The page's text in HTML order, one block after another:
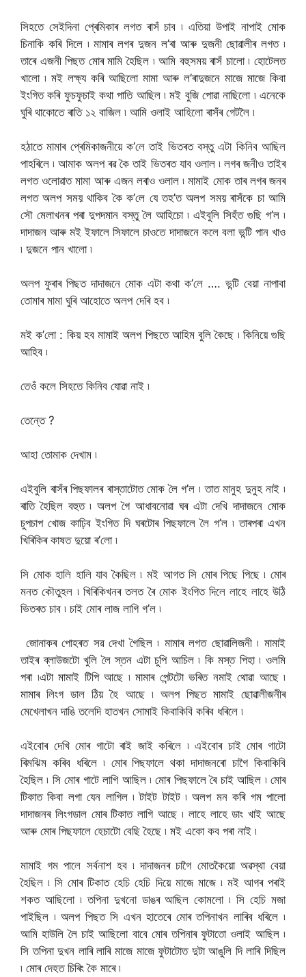
সিহতে সেইদিনা প্ৰেমিকাৰ লগত ৰাসঁ চাব ৷ এতিয়া উপাই নাপাই মোক
চিনাকি কৰি দিলে ৷ মামাৰ লগৰ দুজন ল’ৰা আৰু দুজনী ছোৱালীৰ লগত ৷
তাৰে এজনী পিছত মোৰ মামি হৈছিল ৷ আমি বহুসময় ৰাসঁ চালো ৷ হোটেলত
খালো ৷ মই লক্ষ্য কৰি আছিলো মামা আৰু ল’ৰাদুজনে মাজে মাজে কিবা
ইংগিত কৰি ফুচফুচাই কথা পাতি আছিল ৷ মই বুজি পোৱা নাছিলো ৷ এনেকে
ঘুৰি থাকোতে ৰাতি ১২ বাজিল ৷ আমি ওলাই আহিলো ৰাসঁৰ গেটলৈ ৷
হঠাতে মামাৰ প্ৰেমিকাজনীয়ে ক’লে তাই ভিতৰত বস্তু এটা কিনিব আছিল
পাহৰিলে ৷ আমাক অলপ ৰৱ কৈ তাই ভিতৰত যাব ওলাল ৷ লগৰ জনীও তাইৰ
লগত ওলোৱাত মামা আৰু এজন লৰাও ওলাল ৷ মামাই মোক তাৰ লগৰ জনৰ
লগত অলপ সময় থাকিব কৈ ক’লে যে তহ’ত অলপ সময় ৰাসঁকে চা আমি
সৌ মেলাখনৰ পৰা দুপদমান বস্তু লৈ আহিচো ৷ এইবুলি সিহঁত গুছি গ’ল ৷
দাদাজন আৰু মই ইফালে সিফালে চাওতে দাদাজনে কলে বলা ভন্টি পান খাও
৷ দুজনে পান খালো ৷
অলপ ফুৰাৰ পিছত দাদাজনে মোক এটা কথা ক’লে …. ভন্টি বেয়া নাপাবা
তোমাৰ মামা ঘুৰি আহোতে অলপ দেৰি হব ৷
মই ক’লো : কিয় হব মামাই অলপ পিছতে আহিম বুলি কৈছে ৷ কিনিয়ে গুছি
আহিব ৷
তেওঁ কলে সিহতে কিনিব যোৱা নাই ৷
তেন্তে ?
আহা তোমাক দেখাম ৷
এইবুলি ৰাসঁৰ পিছফালৰ ৰাস্তাটোত মোক লৈ গ’ল ৷ তাত মানুহ দুনুহ নাই ৷
ৰাতি হৈছিল বহুত ৷ অলপ গৈ আধাবনোৱা ঘৰ এটা দেখি দাদাজনে মোক
চুপচাপ খোজ কাঢ়িব ইংগিত দি ঘৰটোৰ পিছফালে লৈ গ’ল ৷ তাৰপৰা এখন
খিৰিকিৰ কাষত দুয়ো ৰ’লো ৷
সি মোক হালি হালি যাব কৈছিল ৷ মই আগত সি মোৰ পিছে পিছে ৷ মোৰ
মনত কৌতুহল ৷ খিৰিকিখনৰ তলত ৰৈ মোক ইংগিত দিলে লাহে লাহে উঠি
ভিতৰত চাব ৷ চাই মোৰ লাজ লাগি গ’ল ৷
জোনাকৰ পোহৰত সৱ দেখা গৈছিল ৷ মামাৰ লগত ছোৱালিজনী ৷ মামাই
তাইৰ ব্লাউজটো খুলি লৈ স্তন এটা চুপি আচিল ৷ কি মস্ত পিহা ৷ ওলমি
পৰা ৷এটা মামাই টিপি আছে ৷ মামাৰ পেন্টটো ভৰিত নমাই থোৱা আছে ৷
মামাৰ লিংগ ডাল ঠিয় হৈ আছে ৷ অলপ পিছত মামাই ছোৱালীজনীৰ
মেখেলাখন দাঙি তলেদি হাতখন সোমাই কিবাকিবি কৰিব ধৰিলে ৷
এইবোৰ দেখি মোৰ গাটো ৰাই জাই কৰিলে ৷ এইবোৰ চাই মোৰ গাটো
ৰিমঝিম কৰিব ধৰিলে ৷ মোৰ পিছফালে থকা দাদাজনৰো চাগৈ কিবাকিবি
হৈছিল ৷ সি মোৰ গাটে লাগি আছিল ৷ মোৰ পিছফালে ৰৈ চাই আছিল ৷ মোৰ
টিকাত কিবা লগা যেন লাগিল ৷ টাইট টাইট ৷ অলপ মন কৰি গম পালো
দাদাজনৰ লিংগডাল মোৰ টিকাত লাগি আছে ৷ লাহে লাহে ডাং খাই আছে
আৰু মোৰ পিছফালে হেচাটো বেছি হৈছে ৷ মই একো কব পৰা নাই ৷
মামাই গম পালে সর্বনাশ হব ৷ দাদাজনৰ চাগৈ মোতকৈয়ো অৱস্থা বেয়া
হৈছিল ৷ সি মোৰ টিকাত হেচি হেচি দিয়ে মাজে মাজে ৷ মই আগৰ পৰাই
শকত আছিলো ৷ তপিনা দুখনো ডাঙৰ আছিল কোমলো ৷ সি হেচি মজা
পাইছিল ৷ অলপ পিছত সি এখন হাতেৰে মোৰ তপিনাখন লাৰিব ধৰিলে ৷
আমি হাউলি লৈ চাই আছিলো বাবে মোৰ তপিনাৰ ফুটাতো ওলাই আছিল ৷
সি তপিনা দুখন লাৰি লাৰি মাজে মাজে ফুটাটোত দুটা আঙুলি দি লাৰি দিছিল
৷ মোৰ দেহত চিৰিং কৈ মাৰে ৷